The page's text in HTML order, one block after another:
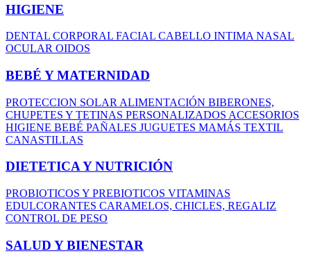
HIGIENE
DENTAL CORPORAL FACIAL CABELLO INTIMA NASAL
OCULAR OIDOS
BEBÉ Y MATERNIDAD
PROTECCION SOLAR ALIMENTACIÓN BIBERONES,
CHUPETES Y TETINAS PERSONALIZADOS ACCESORIOS
HIGIENE BEBÉ PAÑALES JUGUETES MAMÁS TEXTIL
CANASTILLAS
DIETETICA Y NUTRICIÓN
PROBIOTICOS Y PREBIOTICOS VITAMINAS
EDULCORANTES CARAMELOS, CHICLES, REGALIZ
CONTROL DE PESO
SALUD Y BIENESTAR